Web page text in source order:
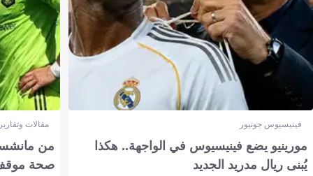
فينيسيوس جونيور
مورينيو يضع فينيسيوس في الواجهة.. هكذا
يُبنى ريال مدريد الجديد
مقالات
من
صحة موقف